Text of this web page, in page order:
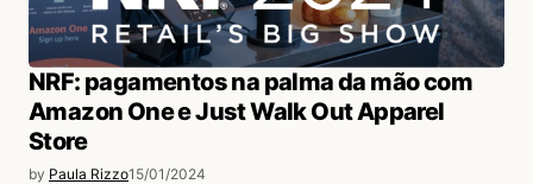
NRF: pagamentos na palma da mão com
Amazon One e Just Walk Out Apparel
Store
by Paula Rizzo15/01/2024